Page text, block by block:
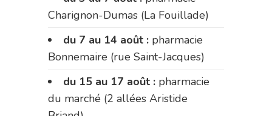
Charignon-Dumas (La Fouillade)
du 7 au 14 août : pharmacie
Bonnemaire (rue Saint-Jacques)
du 15 au 17 août : pharmacie
du marché (2 allées Aristide